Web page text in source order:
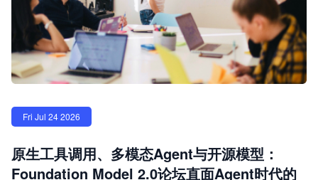
Fri Jul 24 2026
原生工具调用、多模态Agent与开源模型：
Foundation Model 2.0论坛直面Agent时代的